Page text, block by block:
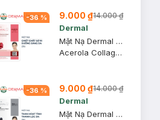
-36 % 9.000 ₫14.000 ₫
Dermal
Mặt Nạ Dermal Chiết Chất Sơ Ri Dưỡng Sáng Da 23g
Acerola Collagen Essence Mask
-36 % 9.000 ₫14.000 ₫
Dermal
Mặt Nạ Dermal Chiết Xuất Than Hoạt Tính Dưỡng Da 23g